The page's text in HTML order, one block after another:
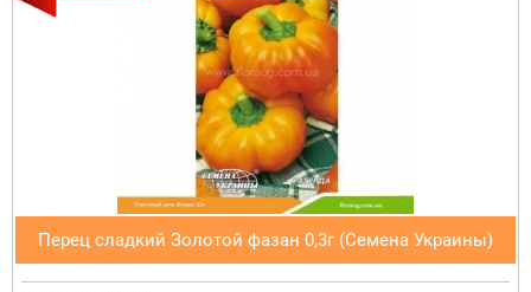
Перец сладкий Золотой фазан 0,3г (Семена Украины)